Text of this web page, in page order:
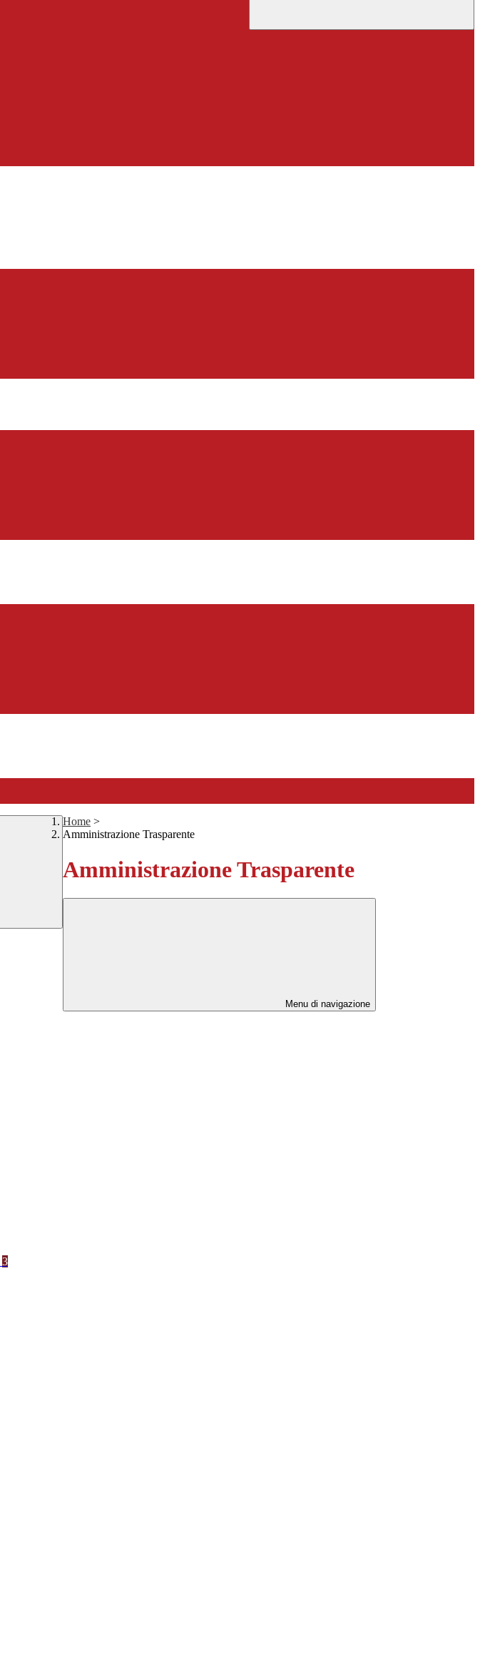
Home >
Amministrazione Trasparente
Amministrazione Trasparente
Menu di navigazione
3